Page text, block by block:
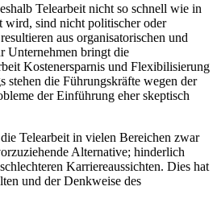
Telearbeit nicht so schnell wie in
wird, sind nicht politischer oder
aus organisatorischen und
Unternehmen bringt die
Kostenersparnis und Flexibilisierung
stehen die Führungskräfte wegen der
der Einführung eher skeptisch
Telearbeit in vielen Bereichen zwar
Alternative; hinderlich
Karriereaussichten. Dies hat
und der Denkweise des